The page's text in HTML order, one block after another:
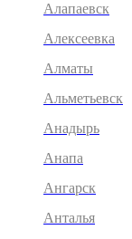
Алапаевск
Алексеевка
Алматы
Альметьевск
Анадырь
Анапа
Ангарск
Анталья